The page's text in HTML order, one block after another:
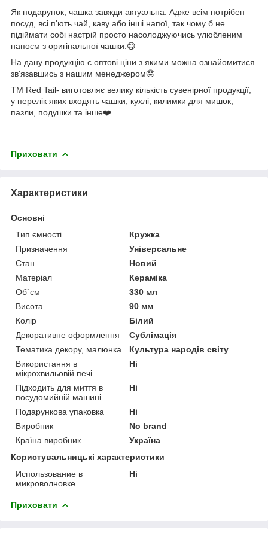
Як подарунок, чашка завжди актуальна. Адже всім потрібен
посуд, всі п'ють чай, каву або інші напої, так чому б не
підіймати собі настрій просто насолоджуючись улюбленим
напоєм з оригінальної чашки.😋
На дану продукцію є оптові ціни з якими можна ознайомитися
зв'язавшись з нашим менеджером🤓
ТМ Red Tail- виготовляє велику кількість сувенірної продукції,
у перелік яких входять чашки, кухлі, килимки для мишок,
пазли, подушки та інше❤️
Приховати
Характеристики
Основні
Тип ємності
Кружка
Призначення
Універсальне
Стан
Новий
Матеріал
Кераміка
Об`єм
330 мл
Висота
90 мм
Колір
Білий
Декоративне оформлення
Сублімація
Тематика декору, малюнка
Культура народів світу
Використання в
мікрохвильовій печі
Ні
Підходить для миття в
посудомийній машині
Ні
Подарункова упаковка
Ні
Виробник
No brand
Країна виробник
Україна
Користувальницькі характеристики
Использование в
микроволновке
Ні
Приховати